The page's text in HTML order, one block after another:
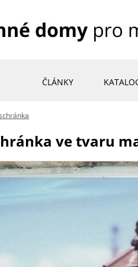
ČLÁNKY
ve tvaru